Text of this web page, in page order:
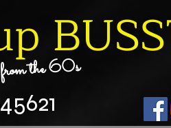
from the 60s